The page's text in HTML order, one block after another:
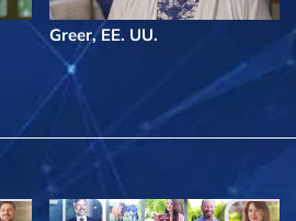
Greer, EE. UU.